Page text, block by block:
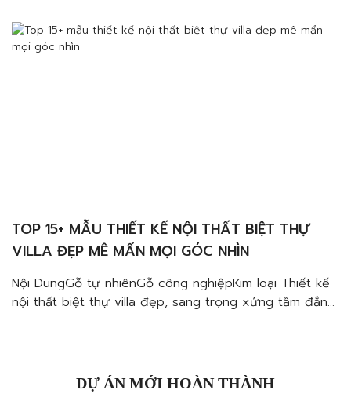
cách […]
TOP 15+ MẪU THIẾT KẾ NỘI THẤT BIỆT THỰ
VILLA ĐẸP MÊ MẨN MỌI GÓC NHÌN
Nội DungGỗ tự nhiênGỗ công nghiệpKim loại Thiết kế
nội thất biệt thự villa đẹp, sang trọng xứng tầm đẳng
DỰ ÁN MỚI HOÀN THÀNH